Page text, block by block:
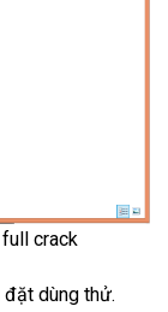
crack
dùng thử.